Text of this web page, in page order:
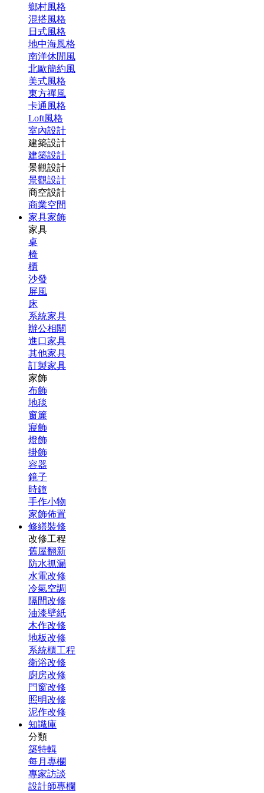
鄉村風格
混搭風格
日式風格
地中海風格
南洋休閒風
北歐簡約風
美式風格
東方禪風
卡通風格
Loft風格
室內設計
建築設計
建築設計
景觀設計
景觀設計
商空設計
商業空間
家具家飾
家具
桌
椅
櫃
沙發
屏風
床
系統家具
辦公相關
進口家具
其他家具
訂製家具
家飾
布飾
地毯
窗簾
寢飾
燈飾
掛飾
容器
鏡子
時鐘
手作小物
家飾佈置
修繕裝修
改修工程
舊屋翻新
防水抓漏
水電改修
冷氣空調
隔間改修
油漆壁紙
木作改修
地板改修
系統櫃工程
衛浴改修
廚房改修
門窗改修
照明改修
泥作改修
知識庫
分類
築特輯
每月專欄
專家訪談
設計師專欄